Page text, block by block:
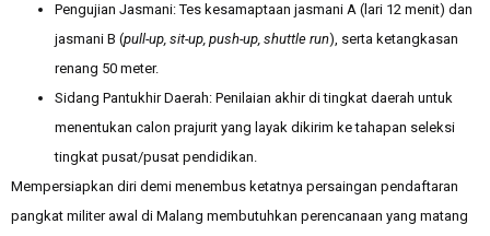
Pengujian Jasmani: Tes kesamaptaan jasmani A (lari 12 menit) dan
jasmani B (pull-up, sit-up, push-up, shuttle run), serta ketangkasan
renang 50 meter.
Sidang Pantukhir Daerah: Penilaian akhir di tingkat daerah untuk
menentukan calon prajurit yang layak dikirim ke tahapan seleksi
tingkat pusat/pusat pendidikan.
Mempersiapkan diri demi menembus ketatnya persaingan pendaftaran
pangkat militer awal di Malang membutuhkan perencanaan yang matang